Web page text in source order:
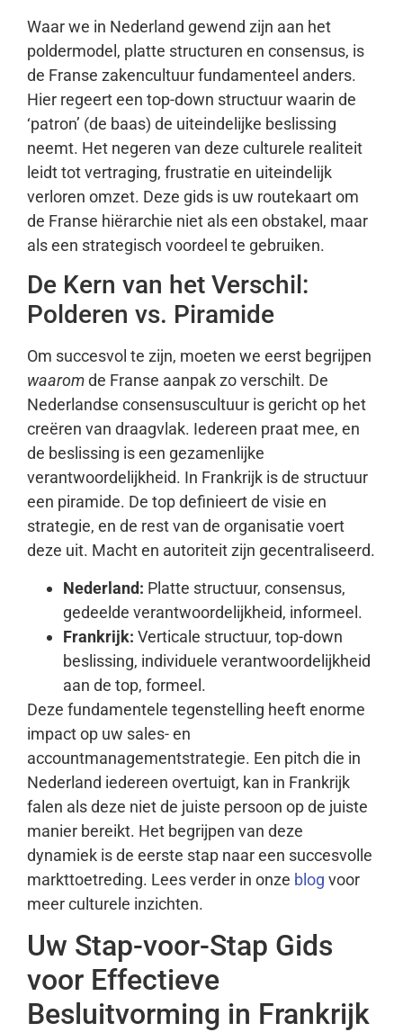
Waar we in Nederland gewend zijn aan het
poldermodel, platte structuren en consensus, is
de Franse zakencultuur fundamenteel anders.
Hier regeert een top-down structuur waarin de
‘patron’ (de baas) de uiteindelijke beslissing
neemt. Het negeren van deze culturele realiteit
leidt tot vertraging, frustratie en uiteindelijk
verloren omzet. Deze gids is uw routekaart om
de Franse hiërarchie niet als een obstakel, maar
als een strategisch voordeel te gebruiken.
De Kern van het Verschil:
Polderen vs. Piramide
Om succesvol te zijn, moeten we eerst begrijpen
waaromde Franse aanpak zo verschilt. De
Nederlandse consensuscultuur is gericht op het
creëren van draagvlak. Iedereen praat mee, en
de beslissing is een gezamenlijke
verantwoordelijkheid. In Frankrijk is de structuur
een piramide. De top definieert de visie en
strategie, en de rest van de organisatie voert
deze uit. Macht en autoriteit zijn gecentraliseerd.
Nederland: Platte structuur, consensus,
gedeelde verantwoordelijkheid, informeel.
Frankrijk: Verticale structuur, top-down
beslissing, individuele verantwoordelijkheid
aan de top, formeel.
Deze fundamentele tegenstelling heeft enorme
impact op uw sales- en
accountmanagementstrategie. Een pitch die in
Nederland iedereen overtuigt, kan in Frankrijk
falen als deze niet de juiste persoon op de juiste
manier bereikt. Het begrijpen van deze
dynamiek is de eerste stap naar een succesvolle
markttoetreding. Lees verder in onze blog voor
meer culturele inzichten.
Uw Stap-voor-Stap Gids
voor Effectieve
Besluitvorming in Frankrijk